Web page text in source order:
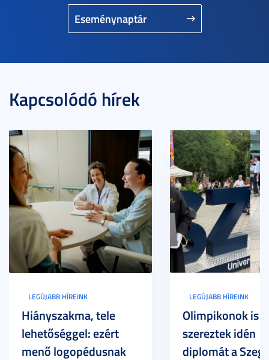
Eseménynaptár
Kapcsolódó hírek
LEGÚJABB HÍREINK
Hiányszakma, tele
lehetőséggel: ezért
menő logopédusnak
LEGÚJABB HÍREINK
Olimpikonok is
szereztek idén
diplomát a